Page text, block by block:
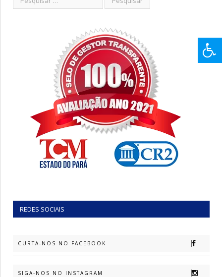
REDES SOCIAIS
CURTA-NOS NO FACEBOOK
SIGA-NOS NO INSTAGRAM